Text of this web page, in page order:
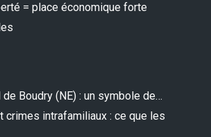
= place économique forte
Boudry (NE) : un symbole de…
crimes intrafamiliaux : ce que les